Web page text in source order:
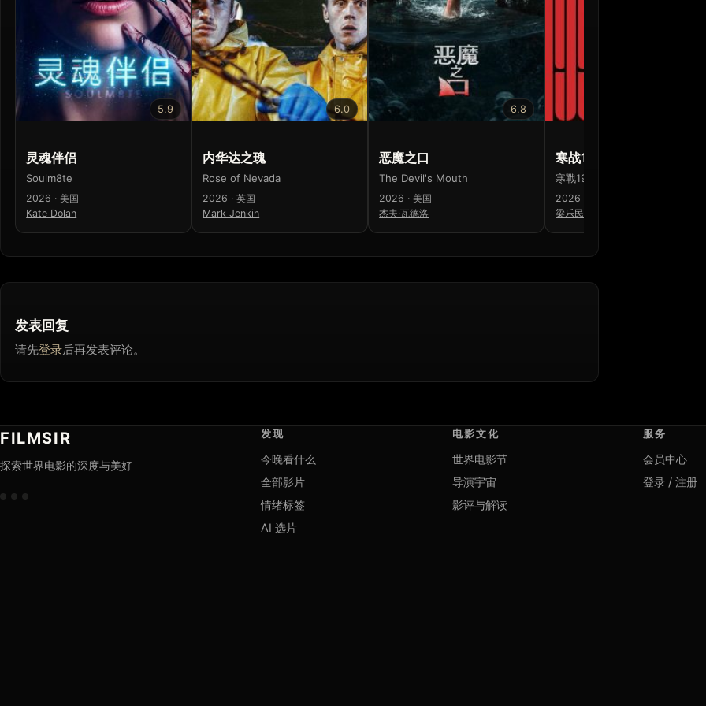
5.9
灵魂伴侣
Soulm8te
2026 · 美国
Kate Dolan
6.0
内华达之瑰
Rose of Nevada
2026 · 英国
Mark Jenkin
6.8
恶魔之口
The Devil's Mouth
2026 · 美国
杰夫·瓦德洛
寒战1994
寒戰1994
2026 · 中国香港 · 中国大陆
梁乐民
发表回复
请先登录后再发表评论。
FILMSIR
探索世界电影的深度与美好
发现
今晚看什么
全部影片
情绪标签
AI 选片
电影文化
世界电影节
导演宇宙
影评与解读
服务
会员中心
登录 / 注册